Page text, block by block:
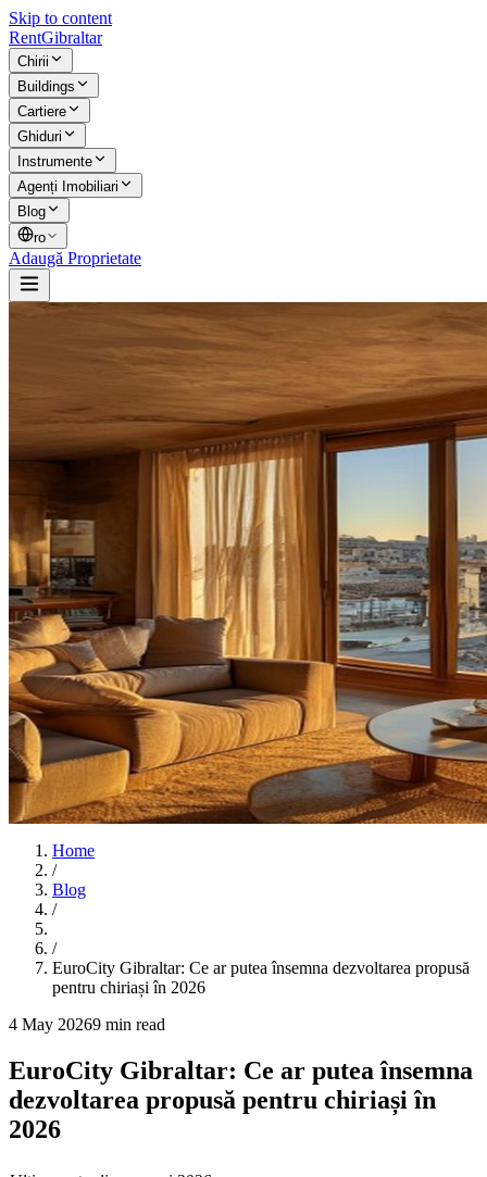
Skip to content
RentGibraltar
Chirii
Buildings
Cartiere
Ghiduri
Instrumente
Agenți Imobiliari
Blog
ro
Adaugă Proprietate
Home
/
Blog
/
/
EuroCity Gibraltar: Ce ar putea însemna dezvoltarea propusă
pentru chiriași în 2026
4 May 20269 min read
EuroCity Gibraltar: Ce ar putea însemna
dezvoltarea propusă pentru chiriași în
2026